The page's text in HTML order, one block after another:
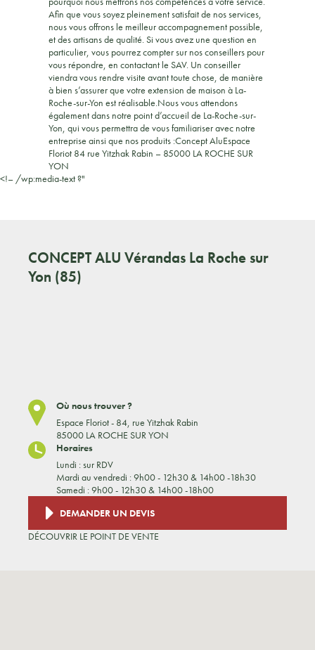
Afin que vous soyez pleinement satisfait de nos services,
nous vous offrons le meilleur accompagnement possible,
et des artisans de qualité. Si vous avez une question en
particulier, vous pourrez compter sur nos conseillers pour
vous répondre, en contactant le SAV. Un conseiller
viendra vous rendre visite avant toute chose, de manière
à bien s’assurer que votre extension de maison à La-
Roche-sur-Yon est réalisable.Nous vous attendons
également dans notre point d’accueil de La-Roche-sur-
Yon, qui vous permettra de vous familiariser avec notre
entreprise ainsi que nos produits :Concept AluEspace
Floriot 84 rue Yitzhak Rabin – 85000 LA ROCHE SUR
YON
<!– /wp:media-text ?"
CONCEPT ALU Vérandas La Roche sur
Yon (85)
Où nous trouver ?
Espace Floriot - 84, rue Yitzhak Rabin
85000 LA ROCHE SUR YON
Horaires
Lundi : sur RDV
Mardi au vendredi : 9h00 - 12h30 & 14h00 -18h30
Samedi : 9h00 - 12h30 & 14h00 -18h00
DEMANDER UN DEVIS
DÉCOUVRIR LE POINT DE VENTE